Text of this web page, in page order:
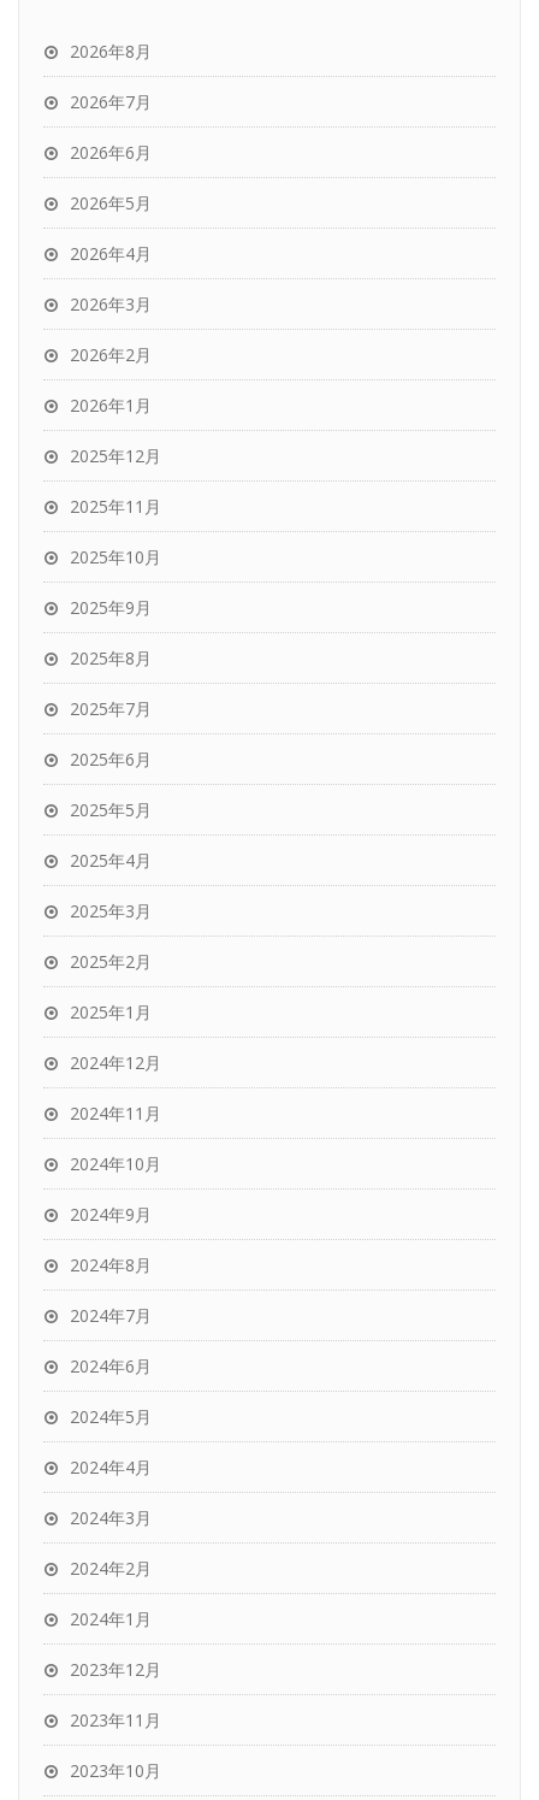
2026年8月
2026年7月
2026年6月
2026年5月
2026年4月
2026年3月
2026年2月
2026年1月
2025年12月
2025年11月
2025年10月
2025年9月
2025年8月
2025年7月
2025年6月
2025年5月
2025年4月
2025年3月
2025年2月
2025年1月
2024年12月
2024年11月
2024年10月
2024年9月
2024年8月
2024年7月
2024年6月
2024年5月
2024年4月
2024年3月
2024年2月
2024年1月
2023年12月
2023年11月
2023年10月